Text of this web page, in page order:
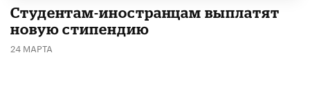
Студентам-иностранцам выплатят
новую стипендию
24 МАРТА